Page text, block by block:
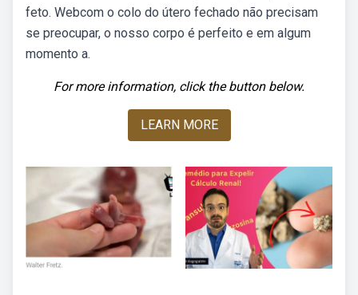
feto. Webcom o colo do útero fechado não precisam
se preocupar, o nosso corpo é perfeito e em algum
momento a.
For more information, click the button below.
LEARN MORE